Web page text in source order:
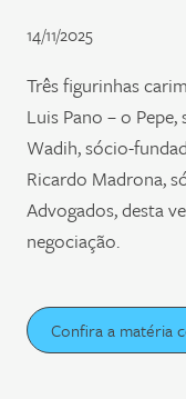
14/11/2025
Três figurinhas
Luis Pano – o
Wadih, sócio-
Ricardo Madrona,
Advogados, desta
negociação.
Confira a matéria